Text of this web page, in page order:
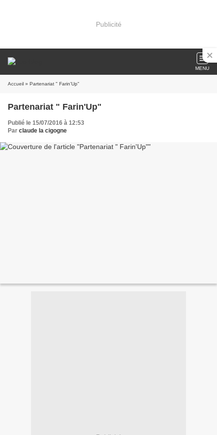
Publicité
MENU
Accueil » Partenariat " Farin'Up"
Partenariat " Farin'Up"
Publié le 15/07/2016 à 12:53
Par claude la cigogne